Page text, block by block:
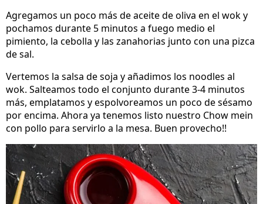
Agregamos un poco más de aceite de oliva en el wok y
pochamos durante 5 minutos a fuego medio el
pimiento, la cebolla y las zanahorias junto con una pizca
de sal.
Vertemos la salsa de soja y añadimos los noodles al
wok. Salteamos todo el conjunto durante 3-4 minutos
más, emplatamos y espolvoreamos un poco de sésamo
por encima. Ahora ya tenemos listo nuestro Chow mein
con pollo para servirlo a la mesa. Buen provecho!!